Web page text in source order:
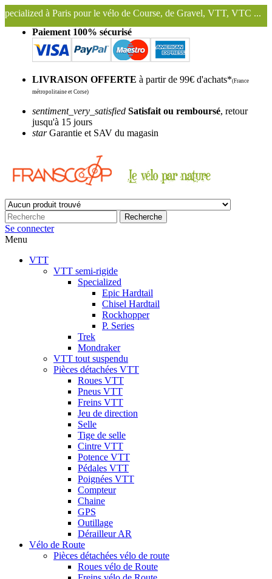
le vélo de Course, de Gravel, VTT, VTC ...
Nous conservons
Paiement 100% sécurisé
LIVRAISON OFFERTE à partir de 99€ d'achats*(France
métropolitaine et Corse)
sentiment_very_satisfied Satisfait ou remboursé, retour
jusqu'à 15 jours
starGarantie et SAV du magasin
Recherche
Se connecter
Menu
VTT
VTT semi-rigide
Specialized
Epic Hardtail
Chisel Hardtail
Rockhopper
P. Series
Trek
Mondraker
VTT tout suspendu
Pièces détachées VTT
Roues VTT
Pneus VTT
Freins VTT
Jeu de direction
Selle
Tige de selle
Cintre VTT
Potence VTT
Pédales VTT
Poignées VTT
Compteur
Chaine
GPS
Outillage
Dérailleur AR
Vélo de Route
Pièces détachées vélo de route
Roues vélo de Route